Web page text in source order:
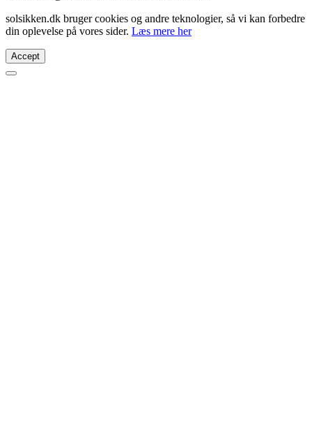
solsikken.dk bruger cookies og andre teknologier, så vi kan forbedre
din oplevelse på vores sider. Læs mere her
Accept